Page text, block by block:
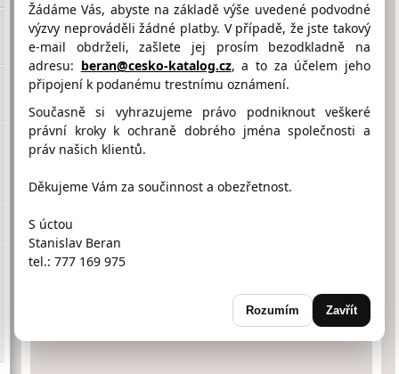
Umístění LISA ALEŠ na Google maps
Žádáme Vás, abyste na základě výše uvedené podvodné
výzvy neprováděli žádné platby. V případě, že jste takový
e-mail obdrželi, zašlete jej prosím bezodkladně na
adresu: beran@cesko-katalog.cz, a to za účelem jeho
připojení k podanému trestnímu oznámení.
Současně si vyhrazujeme právo podniknout veškeré
právní kroky k ochraně dobrého jména společnosti a
práv našich klientů.
Děkujeme Vám za součinnost a obezřetnost.
S úctou
Stanislav Beran
tel.: 777 169 975
Rozumím Zavřít